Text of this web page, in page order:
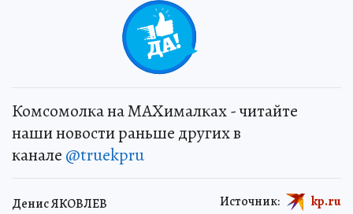
Комсомолка на MAXималках - читайте
наши новости раньше других в
канале @truekpru
Денис ЯКОВЛЕВ Источник: kp.ru